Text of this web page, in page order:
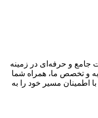
جامع و حرفه‌ای در زمینه
و تخصص ما، همراه شما
اطمینان مسیر خود را به